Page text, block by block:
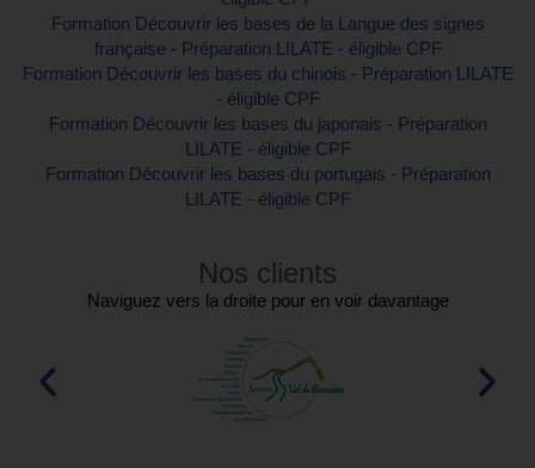
Formation Découvrir les bases de la Langue des signes
française - Préparation LILATE - éligible CPF
Formation Découvrir les bases du chinois - Préparation LILATE
- éligible CPF
Formation Découvrir les bases du japonais - Préparation
LILATE - éligible CPF
Formation Découvrir les bases du portugais - Préparation
LILATE - éligible CPF
Nos clients
Naviguez vers la droite pour en voir davantage